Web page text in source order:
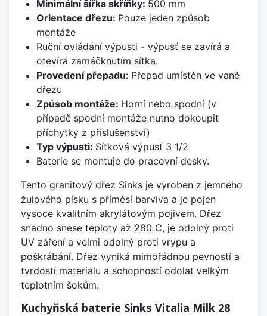
Minimální šířka skříňky: 500 mm
Orientace dřezu: Pouze jeden způsob
montáže
Ruční ovládání výpusti - výpusť se zavírá a
otevírá zamáčknutím sítka.
Provedení přepadu: Přepad umístěn ve vaně
dřezu
Způsob montáže: Horní nebo spodní (v
případě spodní montáže nutno dokoupit
příchytky z příslušenství)
Typ výpusti: Sítková výpusť 3 1/2
Baterie se montuje do pracovní desky.
Tento granitový dřez Sinks je vyroben z jemného
žulového písku s příměsí barviva a je pojen
vysoce kvalitním akrylátovým pojivem. Dřez
snadno snese teploty až 280 C, je odolný proti
UV záření a velmi odolný proti vrypu a
poškrábání. Dřez vyniká mimořádnou pevností a
tvrdostí materiálu a schopností odolat velkým
teplotním šokům.
Kuchyňská baterie Sinks Vitalia Milk 28